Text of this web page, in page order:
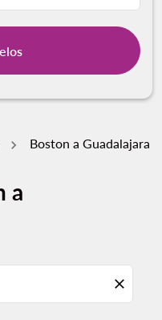
Boston a Guadalajara
a
close
ruta (origen y / o